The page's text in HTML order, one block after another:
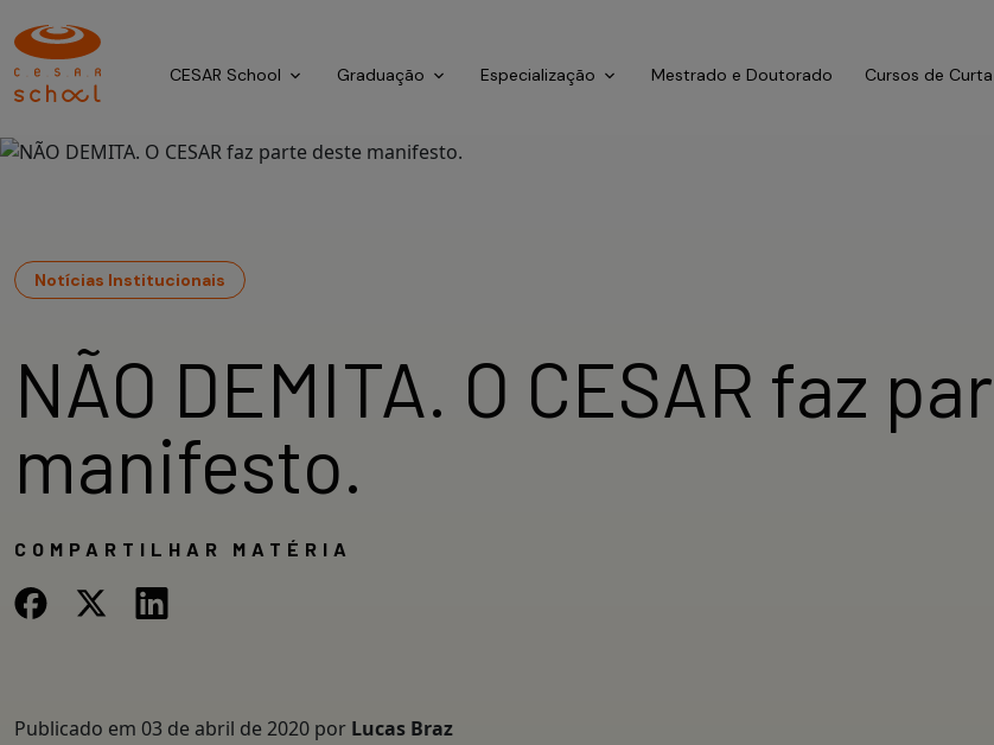
CESAR School Graduação Especialização Mestrado e Doutorado Cursos de
Notícias Institucionais
NÃO DEMITA. O CESAR faz
manifesto.
COMPARTILHAR MATÉRIA
Publicado em 03 de abril de 2020 por Lucas Braz